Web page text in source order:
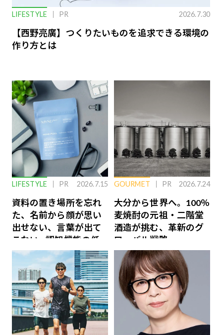
LIFESTYLE PR 2026.7.30
【西野亮廣】つくりたいものを追求できる環境の
作り方とは
LIFESTYLE PR 2026.7.15
資料の置き場所を忘れ
た、名前から顔が思い
出せない、言葉が出て
こない…認知機能の低
下を救う、脳のインナ
ーケアとは
GOURMET PR 2026.7.24
大分から世界へ。100％
麦焼酎の元祖・二階堂
酒造が挑む、革新のグ
ローバル戦略